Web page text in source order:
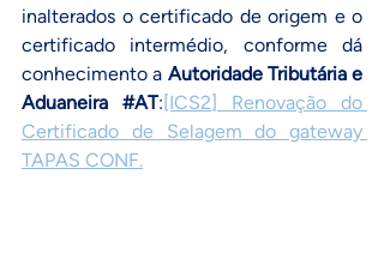
inalterados o certificado de origem e o
certificado intermédio, conforme dá
conhecimento a Autoridade Tributária e
Aduaneira #AT: [ICS2] Renovação do
Certificado de Selagem do gateway
TAPAS CONF.